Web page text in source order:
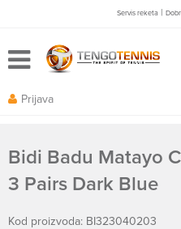
Servis reketa |
Prijava
Bidi Badu Matayo
3 Pairs Dark Blue
Kod proizvoda: BI323040203